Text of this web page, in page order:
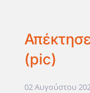
(pic)
02 Αυγούστου